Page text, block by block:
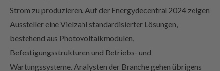
Strom zu produzieren. Auf der Energydecentral 2024 zeigen
Aussteller eine Vielzahl standardisierter Lösungen,
bestehend aus Photovoltaikmodulen,
Befestigungsstrukturen und Betriebs- und
Wartungssysteme. Analysten der Branche gehen übrigens